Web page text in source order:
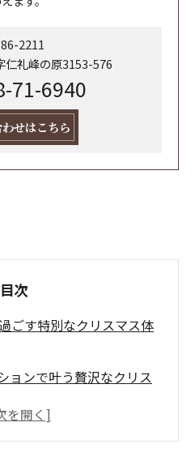
2211
仁礼峰の原3153-576
71-6940
せはこちら
目次
ごす特別なクリスマス体
ョンで叶う贅沢なクリス
はの自然と静けさに包ま